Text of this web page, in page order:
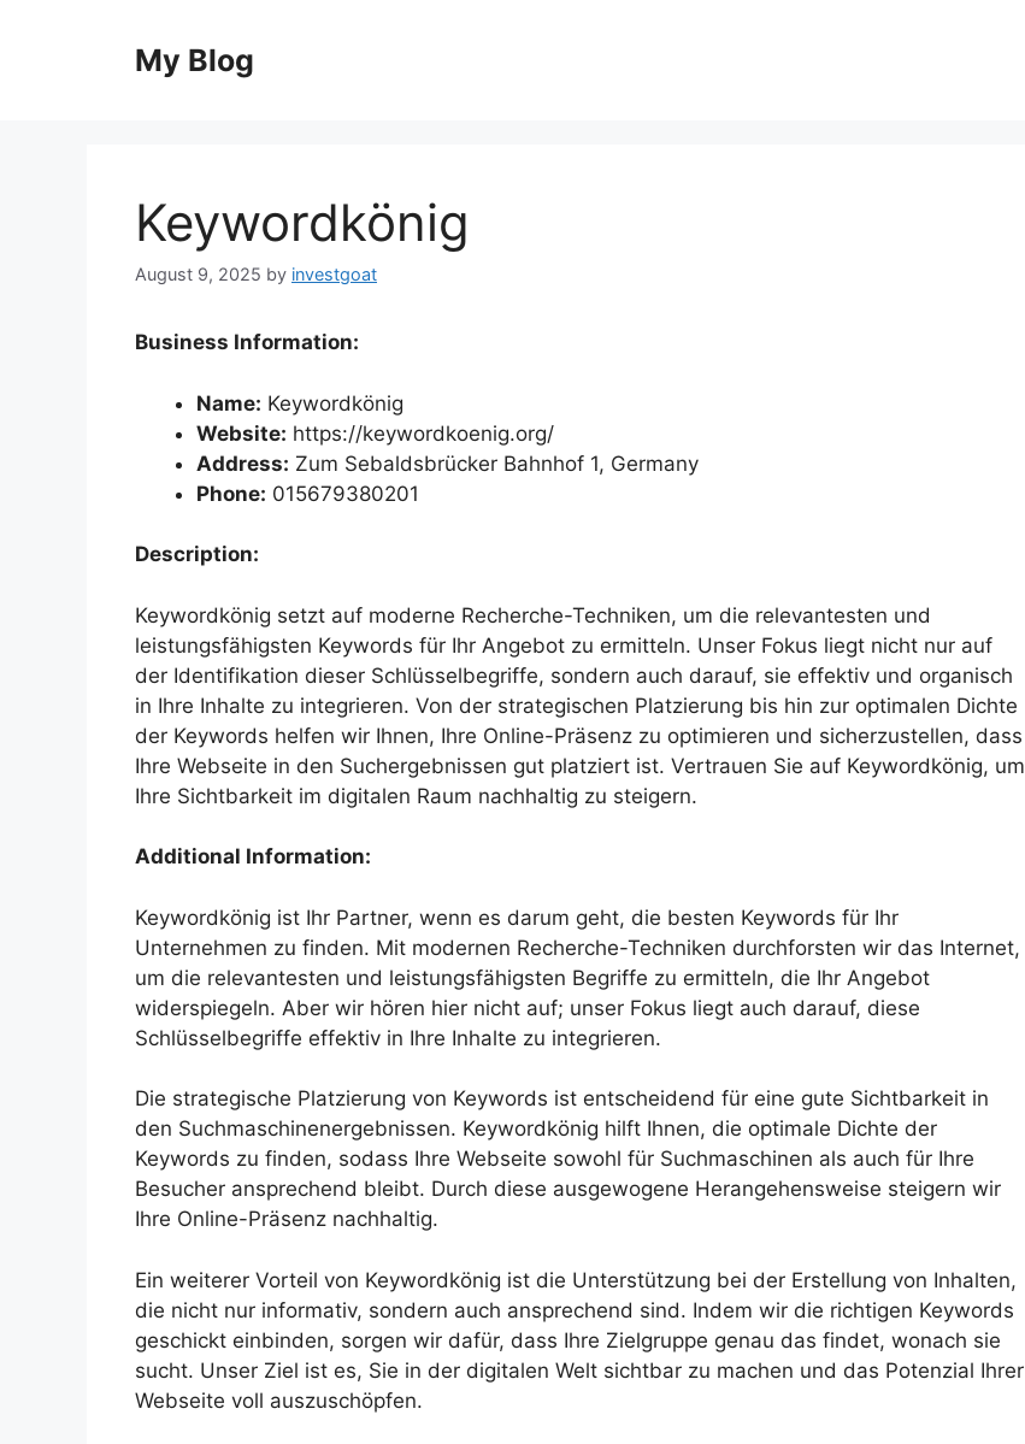
My Blog
Keywordkönig
August 9, 2025 by investgoat
Business Information:
Name: Keywordkönig
Website: https://keywordkoenig.org/
Address: Zum Sebaldsbrücker Bahnhof 1, Germany
Phone: 015679380201
Description:
Keywordkönig setzt auf moderne Recherche-Techniken, um die relevantesten und
leistungsfähigsten Keywords für Ihr Angebot zu ermitteln. Unser Fokus liegt nicht nur auf
der Identifikation dieser Schlüsselbegriffe, sondern auch darauf, sie effektiv und organisch
in Ihre Inhalte zu integrieren. Von der strategischen Platzierung bis hin zur optimalen Dichte
der Keywords helfen wir Ihnen, Ihre Online-Präsenz zu optimieren und sicherzustellen, dass
Ihre Webseite in den Suchergebnissen gut platziert ist. Vertrauen Sie auf Keywordkönig, um
Ihre Sichtbarkeit im digitalen Raum nachhaltig zu steigern.
Additional Information:
Keywordkönig ist Ihr Partner, wenn es darum geht, die besten Keywords für Ihr
Unternehmen zu finden. Mit modernen Recherche-Techniken durchforsten wir das Internet,
um die relevantesten und leistungsfähigsten Begriffe zu ermitteln, die Ihr Angebot
widerspiegeln. Aber wir hören hier nicht auf; unser Fokus liegt auch darauf, diese
Schlüsselbegriffe effektiv in Ihre Inhalte zu integrieren.
Die strategische Platzierung von Keywords ist entscheidend für eine gute Sichtbarkeit in
den Suchmaschinenergebnissen. Keywordkönig hilft Ihnen, die optimale Dichte der
Keywords zu finden, sodass Ihre Webseite sowohl für Suchmaschinen als auch für Ihre
Besucher ansprechend bleibt. Durch diese ausgewogene Herangehensweise steigern wir
Ihre Online-Präsenz nachhaltig.
Ein weiterer Vorteil von Keywordkönig ist die Unterstützung bei der Erstellung von Inhalten,
die nicht nur informativ, sondern auch ansprechend sind. Indem wir die richtigen Keywords
geschickt einbinden, sorgen wir dafür, dass Ihre Zielgruppe genau das findet, wonach sie
sucht. Unser Ziel ist es, Sie in der digitalen Welt sichtbar zu machen und das Potenzial Ihrer
Webseite voll auszuschöpfen.